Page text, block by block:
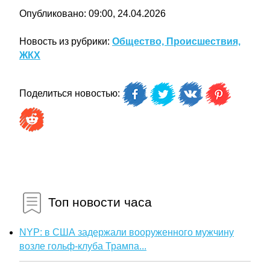
Опубликовано: 09:00, 24.04.2026
Новость из рубрики: Общество, Происшествия,
ЖКХ
Поделиться новостью:
Топ новости часа
NYP: в США задержали вооруженного мужчину
возле гольф-клуба Трампа...